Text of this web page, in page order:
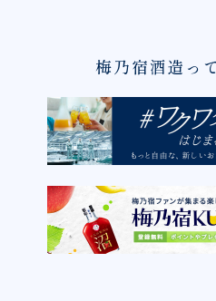
梅乃宿酒造っ